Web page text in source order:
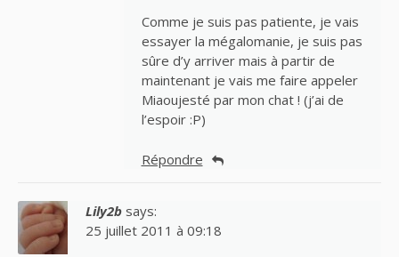
Comme je suis pas patiente, je vais
essayer la mégalomanie, je suis pas
sûre d’y arriver mais à partir de
maintenant je vais me faire appeler
Miaoujesté par mon chat ! (j’ai de
l’espoir :P)
Répondre
Lily2b says:
25 juillet 2011 à 09:18